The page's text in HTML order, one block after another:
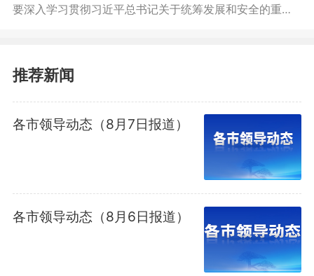
要深入学习贯彻习近平总书记关于统筹发展和安全的重要
推荐新闻
各市领导动态（8月7日报道）
各市领导动态（8月6日报道）